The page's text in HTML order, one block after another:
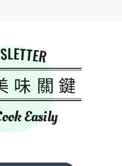
味關鍵
Easily